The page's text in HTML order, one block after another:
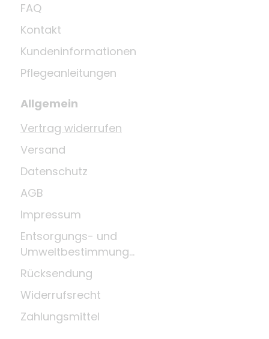
FAQ
Kontakt
Kundeninformationen
Pflegeanleitungen
Allgemein
Vertrag widerrufen
Versand
Datenschutz
AGB
Impressum
Entsorgungs- und
Umweltbestimmungen
Rücksendung
Widerrufsrecht
Zahlungsmittel